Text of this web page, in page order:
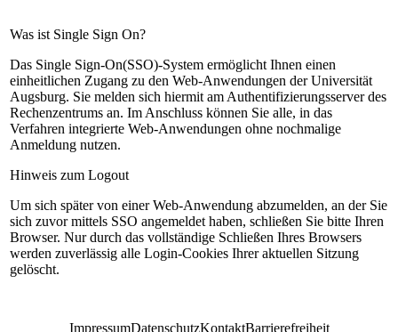
Die Anmeldung mit RZ-Kennung ist nur nach
Einrichtung der lokalen Mehrfaktorauthentifizierung
möglich. Sollte dies bisher nicht geschehen sein,
können Sie sich mit Ihrem universitären Microsoft-
Konto (@uni-a.de-Mail) über Microsoft EntraID
kontaktieren Sie bitte unseren Servicedesk.
Anleitung zur Einrichtung
RZ-Kennung
Passwort
Was ist Single Sign On?
Das Single Sign-On(SSO)-System ermöglicht Ihnen einen
einheitlichen Zugang zu den Web-Anwendungen der Universität
Augsburg. Sie melden sich hiermit am Authentifizierungsserver des
Rechenzentrums an. Im Anschluss können Sie alle, in das
Verfahren integrierte Web-Anwendungen ohne nochmalige
Anmeldung nutzen.
Hinweis zum Logout
Um sich später von einer Web-Anwendung abzumelden, an der Sie
sich zuvor mittels SSO angemeldet haben, schließen Sie bitte Ihren
Browser. Nur durch das vollständige Schließen Ihres Browsers
werden zuverlässig alle Login-Cookies Ihrer aktuellen Sitzung
gelöscht.
ImpressumDatenschutzKontaktBarrierefreiheit